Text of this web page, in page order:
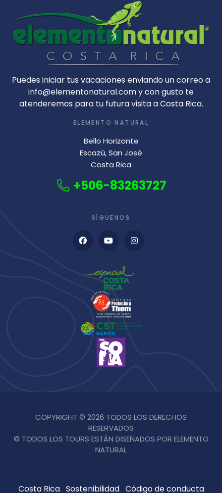
Puedes iniciar tus vacaciones enviando un correo a
info@elementonatural.com y con gusto te
atenderemos para tu futura visita a Costa Rica.
ELEMENTO NATURAL
Bello Horizonte
Escazú, San José
Costa Rica
+506-83263727
SÍGUENOS
COPYRIGHT © 2026 TODOS LOS DERECHOS
RESERVADOS
© TODOS LOS TOURS ESTÁN DISEÑADOS POR ELEMENTO
NATURAL
Costa Rica Sostenibilidad Código de conducta